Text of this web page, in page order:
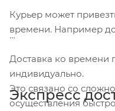
Курьер может
времени. Например
Доставка ко времени
индивидуально.
Это связано со
осуществления
Экспресс